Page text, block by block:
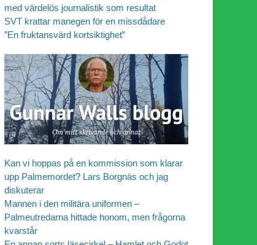
med värdelös journalistik som resultat
SVT krattar manegen för en missdådare
”En fruktansvärd kortsiktighet”
Kan vi hoppas på en kommission som klarar
upp Palmemordet? Lars Borgnäs och jag
diskuterar
Mannen i den militära uniformen –
Palmeutredarna hittade honom, men frågorna
kvarstår